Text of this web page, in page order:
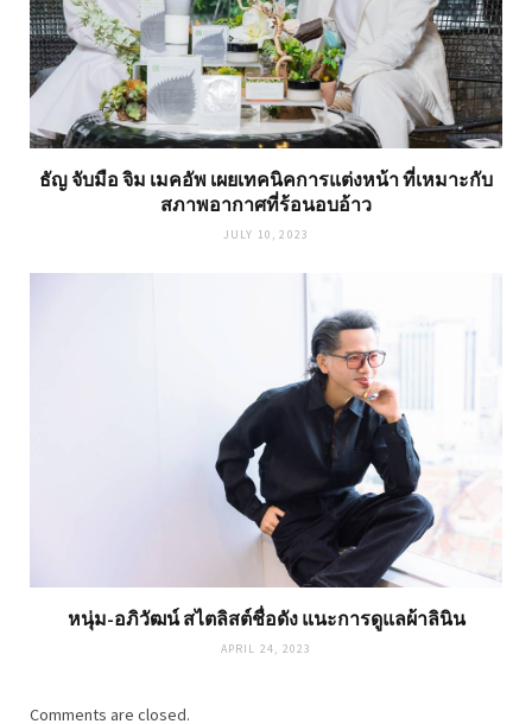
ธัญ จับมือ จิม เมคอัพ เผยเทคนิคการแต่งหน้า ที่เหมาะกับ
สภาพอากาศที่ร้อนอบอ้าว
JULY 10, 2023
หนุ่ม-อภิวัฒน์ สไตลิสต์ชื่อดัง แนะการดูแลผ้าลินิน
APRIL 24, 2023
Comments are closed.